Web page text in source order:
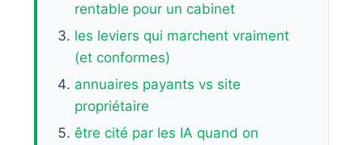
rentable pour un cabinet
les leviers qui marchent vraiment
(et conformes)
annuaires payants vs site
propriétaire
être cité par les IA quand on